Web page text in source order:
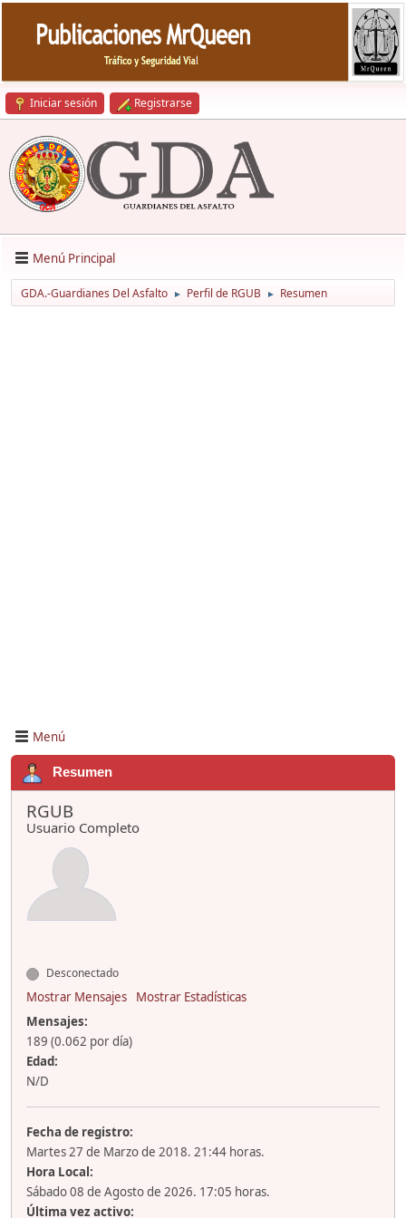
Iniciar sesión Registrarse
Menú Principal
GDA.-Guardianes Del Asfalto ► Perfil de RGUB ► Resumen
Menú
Resumen
RGUB
Usuario Completo
Desconectado
Mostrar Mensajes
Mostrar Estadísticas
Mensajes:
189 (0.062 por día)
Edad:
N/D
Fecha de registro:
Martes 27 de Marzo de 2018. 21:44 horas.
Hora Local:
Sábado 08 de Agosto de 2026. 17:05 horas.
Última vez activo: